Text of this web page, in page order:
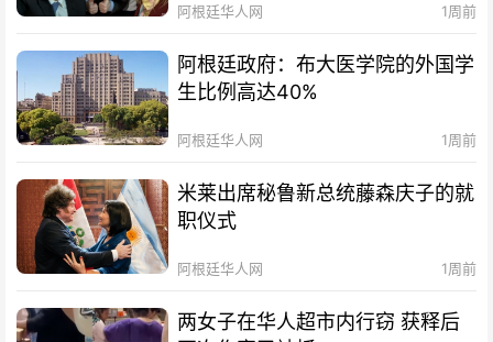
阿根廷华人网 1周前
阿根廷政府：布大医学院的外国学
生比例高达40%
阿根廷华人网 1周前
米莱出席秘鲁新总统藤森庆子的就
职仪式
阿根廷华人网 1周前
两女子在华人超市内行窃 获释后